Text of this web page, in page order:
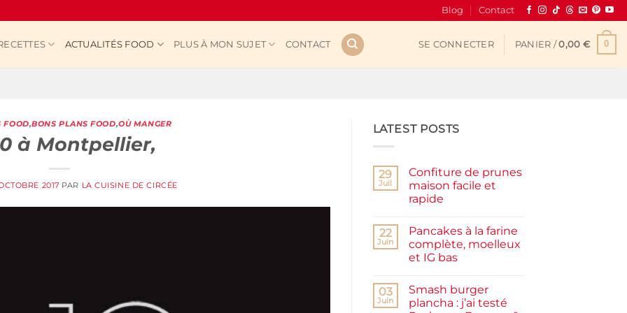
Blog Contact
ACTUALITÉS FOOD PLUS À MON SUJET CONTACT SE CONNECTER PANIER /0,00 € 0
FOOD,BONS PLANS FOOD,OÙ MANGER
à Montpellier,
2017 PAR LA CUISINE DE CIRCÉE
LATEST POSTS
29
Juil
Confiture de prunes
maison facile et
rapide
sur
Confiture
de
prunes
et
rapide
22
Juin
Pancakes à la farine
complète, moelleux
et IG bas
sur
Pancakes
à
03
Juin
Smash burger
plancha : j’ai testé